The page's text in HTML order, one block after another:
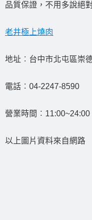
品質保證，不用多說絕
老井極上燒肉
地址︰台中市北屯區崇
電話︰04-2247-8590
營業時間︰11:00~24:00
以上圖片資料來自網路